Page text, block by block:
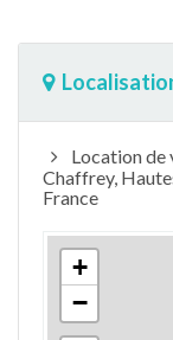
Location de
Chaffrey,
France
+
−